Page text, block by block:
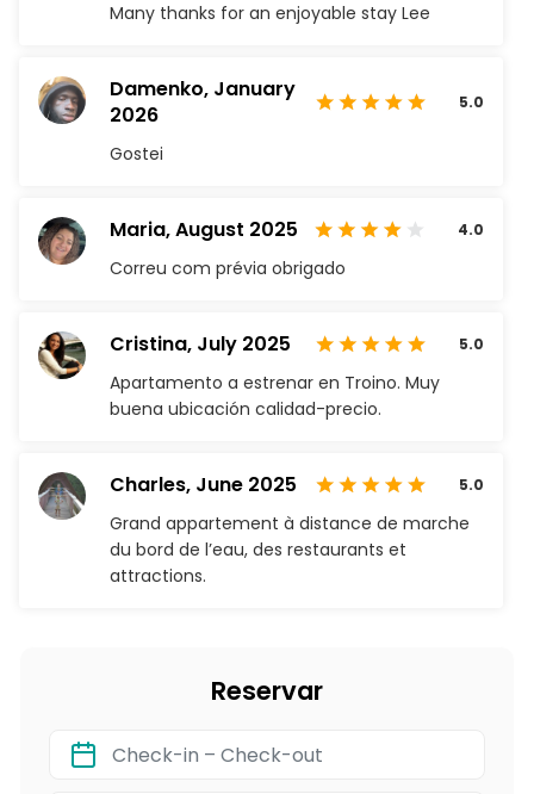
Many thanks for an enjoyable stay Lee
Damenko, January
2026
5.0
Gostei
Maria,August 2025 4.0
Correu com prévia obrigado
Cristina, July 2025 5.0
Apartamento a estrenar en Troino. Muy
buena ubicación calidad-precio.
Charles, June 2025 5.0
Grand appartement à distance de marche
du bord de l’eau, des restaurants et
attractions.
Reservar